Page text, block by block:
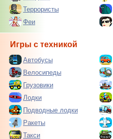
Террористы
Феи
Игры с техникой
Автобусы
Велосипеды
Грузовики
Лодки
Подводные лодки
Ракеты
Такси